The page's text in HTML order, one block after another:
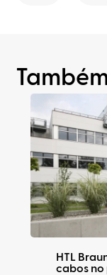
HTL
cabos no